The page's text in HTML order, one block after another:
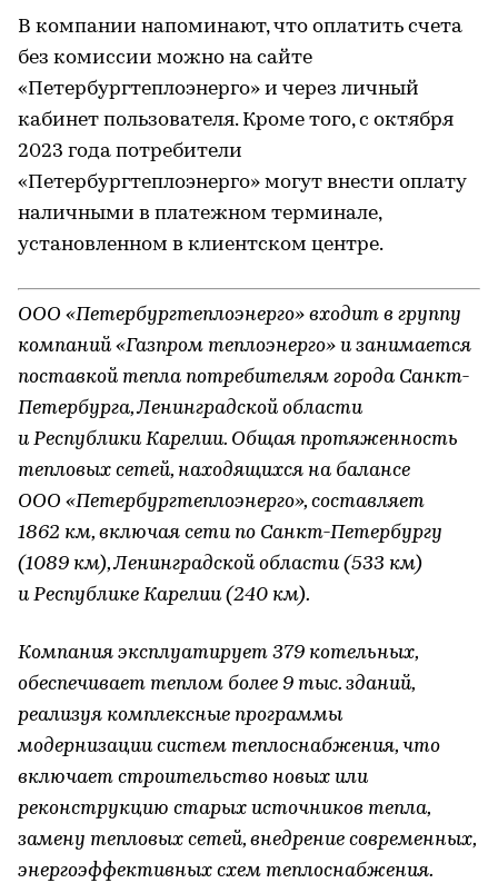
В компании напоминают, что оплатить счета
без комиссии можно на сайте
«Петербургтеплоэнерго» и через личный
кабинет пользователя. Кроме того, с октября
2023 года потребители
«Петербургтеплоэнерго» могут внести оплату
наличными в платежном терминале,
установленном в клиентском центре.
ООО «Петербургтеплоэнерго» входит в группу
компаний «Газпром теплоэнерго» и занимается
поставкой тепла потребителям города Санкт-
Петербурга, Ленинградской области
и Республики Карелии. Общая протяженность
тепловых сетей, находящихся на балансе
ООО «Петербургтеплоэнерго», составляет
1862 км, включая сети по Санкт-Петербургу
(1089 км), Ленинградской области (533 км)
и Республике Карелии (240 км).
Компания эксплуатирует 379 котельных,
обеспечивает теплом более 9 тыс. зданий,
реализуя комплексные программы
модернизации систем теплоснабжения, что
включает строительство новых или
реконструкцию старых источников тепла,
замену тепловых сетей, внедрение современных,
энергоэффективных схем теплоснабжения.